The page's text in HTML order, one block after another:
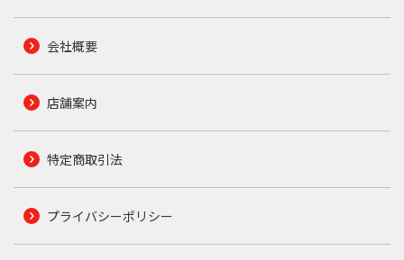
会社概要
店舗案内
特定商取引法
プライバシーポリシー